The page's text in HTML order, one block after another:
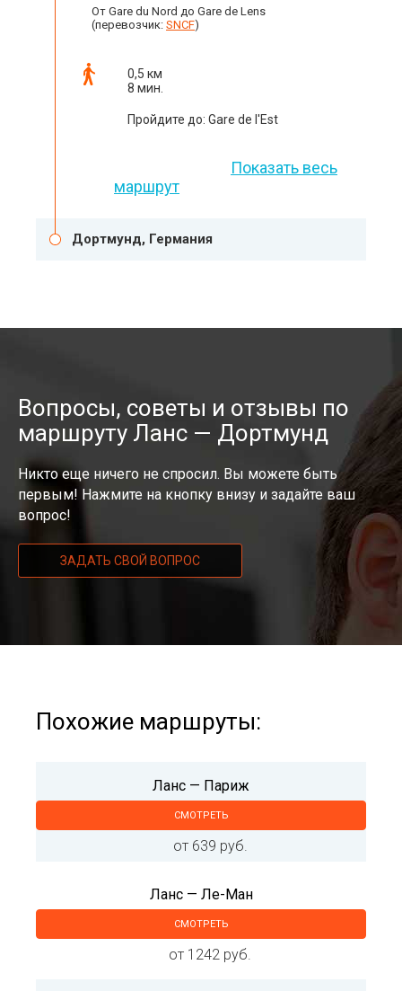
От Gare du Nord до Gare de Lens
(перевозчик: SNCF)
0,5 км
8 мин.
Пройдите до: Gare de l'Est
Показать весь
маршрут
Дортмунд, Германия
Вопросы, советы и отзывы по
маршруту Ланс — Дортмунд
Никто еще ничего не спросил. Вы можете быть
первым! Нажмите на кнопку внизу и задайте ваш
вопрос!
ЗАДАТЬ СВОЙ ВОПРОС
Похожие маршруты:
Ланс — Париж
СМОТРЕТЬ
от 639 руб.
Ланс — Ле-Ман
СМОТРЕТЬ
от 1242 руб.